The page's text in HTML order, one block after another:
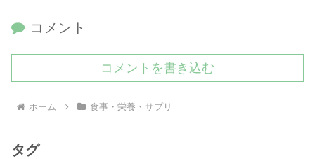
コメント
コメントを書き込む
ホーム 食事・栄養・サプリ
タグ